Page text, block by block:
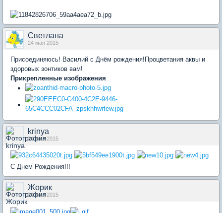
Светлана
24 мая 2015
Присоединяюсь! Василий с Днём рождения!Процветания аквы и
здоровых зонтиков вам!
Прикрепленные изображения
krinya
24 мая 2015
С Днем Рождения!!!
Жорик
24 мая 2015